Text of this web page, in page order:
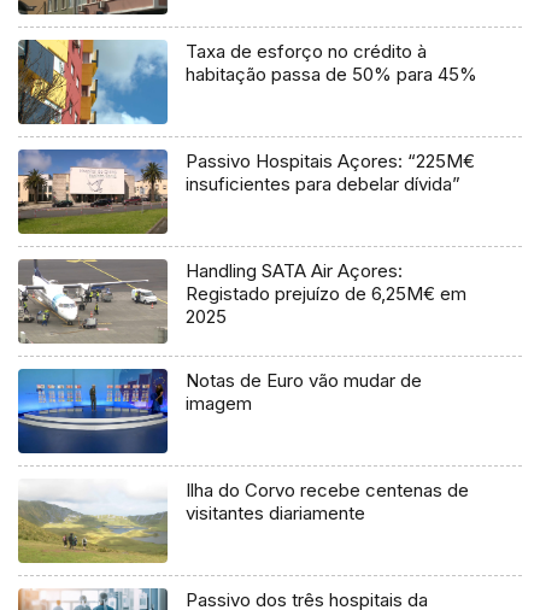
Taxa de esforço no crédito à
habitação passa de 50% para 45%
Passivo Hospitais Açores: “225M€
insuficientes para debelar dívida”
Handling SATA Air Açores:
Registado prejuízo de 6,25M€ em
2025
Notas de Euro vão mudar de
imagem
Ilha do Corvo recebe centenas de
visitantes diariamente
Passivo dos três hospitais da